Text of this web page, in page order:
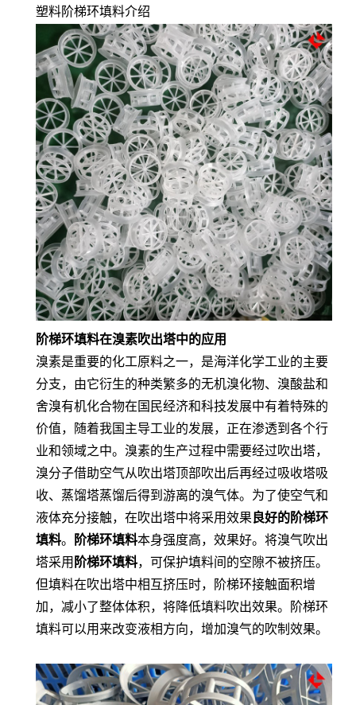
塑料阶梯环填料介绍
阶梯环填料在溴素吹出塔中的应用
溴素是重要的化工原料之一，是海洋化学工业的主要
分支，由它衍生的种类繁多的无机溴化物、溴酸盐和
舍溴有机化合物在国民经济和科技发展中有着特殊的
价值，随着我国主导工业的发展，正在渗透到各个行
业和领域之中。 溴素的生产过程中需要经过吹出塔，
溴分子借助空气从吹出塔顶部吹出后再经过吸收塔吸
收、蒸馏塔蒸馏后得到游离的溴气体。为了使空气和
液体充分接触，在吹出塔中将采用效果 良好的阶梯环
填料。 阶梯环填料本身强度高，效果好。将溴气吹出
塔采用 阶梯环填料，可保护填料间的空隙不被挤压。
但填料在吹出塔中相互挤压时，阶梯环接触面积增
加，减小了整体体积，将降低填料吹出效果。阶梯环
填料可以用来改变液相方向，增加溴气的吹制效果。